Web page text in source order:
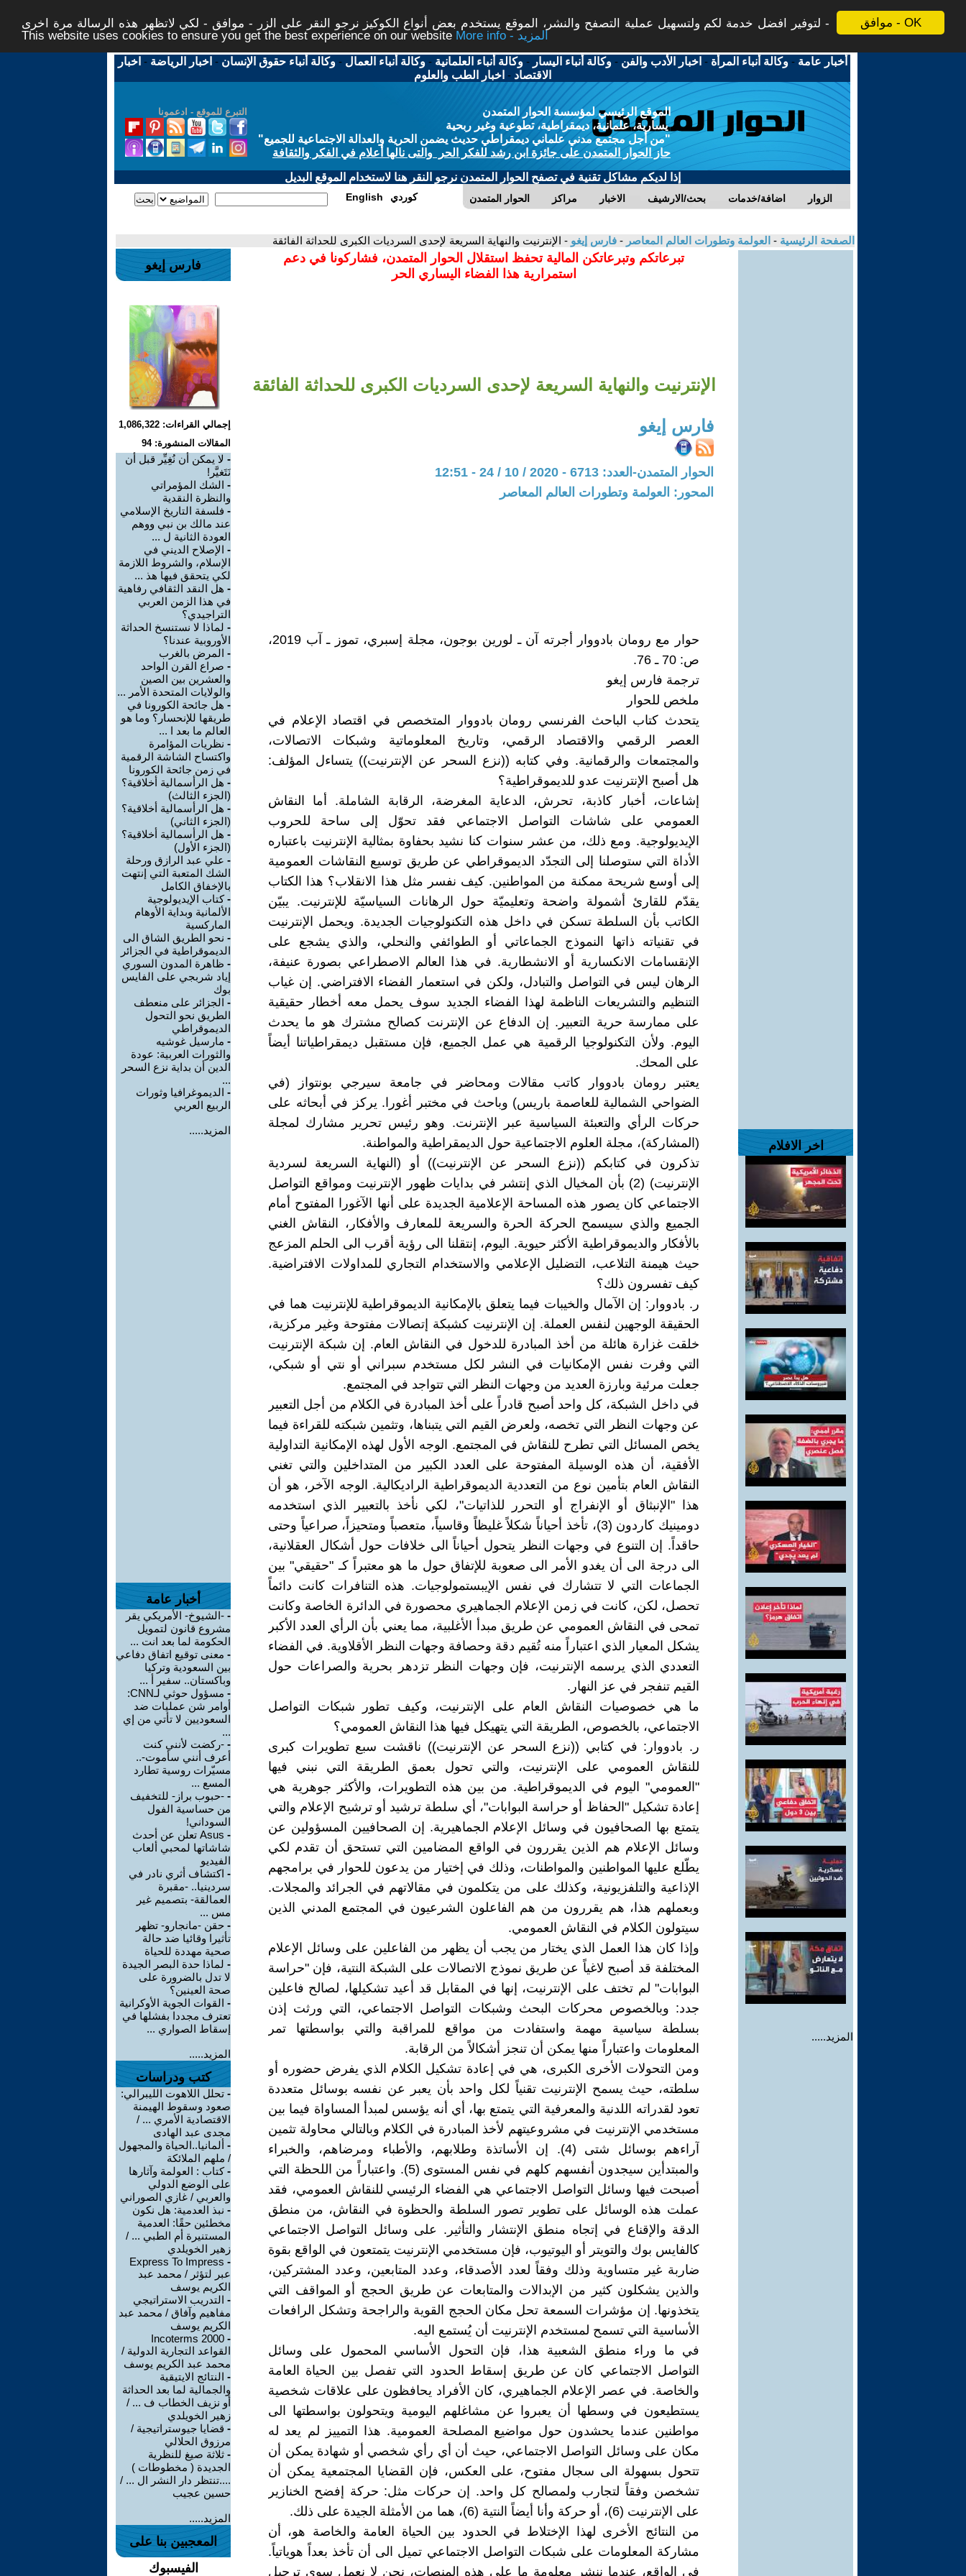
موافق - OK
لتوفير افضل خدمة لكم ولتسهيل عملية التصفح والنشر، الموقع يستخدم بعض أنواع الكوكيز نرجو النقر على الزر - موافق - لكي لاتظهر هذه الرسالة مرة اخرى -
This website uses cookies to ensure you get the best experience on our website
More info - المزيد
أخبار عامة -وكالة أنباء المرأة - اخبار الأدب والفن -وكالة أنباء اليسار -وكالة أنباء العلمانية -وكالة أنباء العمال -وكالة أنباء حقوق الإنسان - اخبار الرياضة - اخبار
الاقتصاد - اخبار الطب والعلوم
التبرع للموقع - ادعمونا
الموقع الرئيسي لمؤسسة الحوار المتمدن
يسارية، علمانية، ديمقراطية، تطوعية وغير ربحية
"من أجل مجتمع مدني علماني ديمقراطي حديث يضمن الحرية والعدالة الاجتماعية للجميع"
حاز الحوار المتمدن على جائزة ابن رشد للفكر الحر والتى نالها أعلام في الفكر والثقافة
إذا لديكم مشاكل تقنية في تصفح الحوار المتمدن نرجو النقر هنا لاستخدام الموقع البديل
الحوار المتمدن مراكز الاخبار بحث/الارشيف اضافة/خدمات الزوار English كوردي
الصفحة الرئيسية - العولمة وتطورات العالم المعاصر - فارس إيغو - الإنترنيت والنهاية السريعة لإحدى السرديات الكبرى للحداثة الفائقة
اخر الافلام
المزيد.....
تبرعاتكم وتبرعاتكن المالية تحفظ استقلال الحوار المتمدن، فشاركونا في دعم
استمرارية هذا الفضاء اليساري الحر
الإنترنيت والنهاية السريعة لإحدى السرديات الكبرى للحداثة الفائقة
فارس إيغو
الحوار المتمدن-العدد: 6713 - 2020 / 10 / 24 - 12:51
المحور: العولمة وتطورات العالم المعاصر
حوار مع رومان بادووار أجرته آن ـ لورين بوجون، مجلة إسبري، تموز ـ آب 2019،
ص: 70 ـ 76.
ترجمة فارس إيغو
ملخص للحوار
يتحدث كتاب الباحث الفرنسي رومان بادووار المتخصص في اقتصاد الإعلام في
العصر الرقمي والاقتصاد الرقمي، وتاريخ المعلوماتية وشبكات الاتصالات،
والمجتمعات والرقمانية. وفي كتابه ((نزع السحر عن الإنترنيت)) يتساءل المؤلف:
هل أصبح الإنترنيت عدو للديموقراطية؟
إشاعات، أخبار كاذبة، تحرش، الدعاية المغرضة، الرقابة الشاملة. أما النقاش
العمومي على شاشات التواصل الاجتماعي فقد تحوّل إلى ساحة للحروب
الإيديولوجية. ومع ذلك، من عشر سنوات كنا نشيد بحفاوة بمثالية الإنترنيت باعتباره
الأداة التي ستوصلنا إلى التجدّد الديموقراطي عن طريق توسيع النقاشات العمومية
إلى أوسع شريحة ممكنة من المواطنين. كيف نفسر مثل هذا الانقلاب؟ هذا الكتاب
يقدّم للقارئ أشمولة واضحة وتعليميّة حول الرهانات السياسيّة للإنترنيت. يبيّن
الكاتب بأن السلطة تسكن في داخل هذه التكنولوجيات الجديدة. ويحمل الإنترنيت
في تقنياته ذاتها النموذج الجماعاتي أو الطوائفي والنحلي، والذي يشجع على
الإنقسامات الانكسارية أو الانشطارية. في هذا العالم الاصطراعي بصورة عنيفة،
الرهان ليس في التواصل والتبادل، ولكن في استعمار الفضاء الافتراضي. إن غياب
التنظيم والتشريعات الناظمة لهذا الفضاء الجديد سوف يحمل معه أخطار حقيقية
على ممارسة حرية التعبير. إن الدفاع عن الإنترنت كصالح مشترك هو ما يحدث
اليوم. ولأن التكنولوجيا الرقمية هي عمل الجميع، فإن مستقبل ديمقراطياتنا أيضاً
على المحك.
يعتبر رومان بادووار كاتب مقالات ومحاضر في جامعة سيرجي بونتواز (في
الضواحي الشمالية للعاصمة باريس) وباحث في مختبر أغورا. يركز في أبحاثه على
حركات الرأي والتعبئة السياسية عبر الإنترنت. وهو رئيس تحرير مشارك لمجلة
(المشاركة)، مجلة العلوم الاجتماعية حول الديمقراطية والمواطنة.
تذكرون في كتابكم ((نزع السحر عن الإنترنيت)) أو (النهاية السريعة لسردية
الإنترنيت) (2) بأن المخيال الذي إنتشر في بدايات ظهور الإنترنيت ومواقع التواصل
الاجتماعي كان يصور هذه المساحة الإعلامية الجديدة على أنها الآغورا المفتوح أمام
الجميع والذي سيسمح الحركة الحرة والسريعة للمعارف والأفكار، النقاش الغني
بالأفكار والديموقراطية الأكثر حيوية. اليوم، إنتقلنا الى رؤية أقرب الى الحلم المزعج
حيث هيمنة التلاعب، التضليل الإعلامي والاستخدام التجاري للمداولات الافتراضية.
كيف تفسرون ذلك؟
ر. بادووار: إن الآمال والخيبات فيما يتعلق بالإمكانية الديموقراطية للإنترنيت هما في
الحقيقة الوجهين لنفس العملة. إن الإنترنيت كشبكة إتصالات مفتوحة وغير مركزية،
خلقت غزارة هائلة من أخذ المبادرة للدخول في النقاش العام. إن شبكة الإنترنيت
التي وفرت نفس الإمكانيات في النشر لكل مستخدم سبراني أو نتي أو شبكي،
جعلت مرئية وبارزة العديد من وجهات النظر التي تتواجد في المجتمع.
في داخل الشبكة، كل واحد أصبح قادراً على أخذ المبادرة في الكلام من أجل التعبير
عن وجهات النظر التي تخصه، ولعرض القيم التي يتبناها، وتثمين شبكته للقراءة فيما
يخص المسائل التي تطرح للنقاش في المجتمع. الوجه الأول لهذه الإمكانية التداولية
الأفقية، أن هذه الوسيلة المفتوحة على العدد الكبير من المتداخلين والتي تغني
النقاش العام بتأمين نوع من التعددية الديموقراطية الراديكالية. الوجه الآخر، هو أن
هذا "الإنبثاق أو الإنفراج أو التحرر للذاتيات"، لكي نأخذ بالتعبير الذي استخدمه
دومينيك كاردون (3)، تأخذ أحياناً شكلاً غليظاً وقاسياً، متعصباً ومتحيزاً، صراعياً وحتى
حاقداً. إن التنوع في وجهات النظر يتحول أحياناً الى خلافات حول أشكال العقلانية،
الى درجة الى أن يغدو الأمر الى صعوبة للإتفاق حول ما هو معتبراً كـ "حقيقي" بين
الجماعات التي لا تتشارك في نفس الإيبستمولوجيات. هذه التنافرات كانت دائماً
تحصل، لكن، كانت في زمن الإعلام الجماهيري محصورة في الدائرة الخاصة وكانت
تمحى في النقاش العمومي عن طريق مبدأ الأغلبية، مما يعني بأن الرأي العدد الأكبر
يشكل المعيار الذي اعتباراً منه تُقيم دقة وحصافة وجهات النظر الأقلاوية. في الفضاء
التعددي الذي يرسمه الإنترنيت، فإن وجهات النظر تزدهر بحرية والصراعات حول
القيم تنفجر في عز النهار.
ما هي خصوصيات النقاش العام على الإنترنيت، وكيف تطور شبكات التواصل
الاجتماعي، بالخصوص، الطريقة التي يتهيكل فيها هذا النقاش العمومي؟
ر. بادووار: في كتابي ((نزع السحر عن الإنترنيت)) ناقشت سبع تطويرات كبرى
للنقاش العمومي على الإنترنيت، والتي تحول بعمق الطريقة التي نبني فيها
"العمومي" اليوم في الديموقراطية. من بين هذه التطويرات، والأكثر جوهرية هي
إعادة تشكيل "الحفاظ أو حراسة البوابات"، أي سلطة ترشيد أو ترشيح الإعلام والتي
يتمتع بها الصحافيون في وسائل الإعلام الجماهيرية. إن الصحافيين المسؤولين عن
وسائل الإعلام هم الذين يقررون في الواقع المضامين التي تستحق أن تقدم لكي
يطّلع عليها المواطنين والمواطنات، وذلك في إختيار من يدعون للحوار في برامجهم
الإذاعية والتلفزيونية، وكذلك على من يتكلمون في مقالاتهم في الجرائد والمجلات.
وبعملهم هذا، هم يقررون من هم الفاعلون الشرعيون في المجتمع المدني الذين
سيتولون الكلام في النقاش العمومي.
وإذا كان هذا العمل الذي يختار من يجب أن يظهر من الفاعلين على وسائل الإعلام
المختلفة قد أصبح لاغياً عن طريق نموذج الاتصالات على الشبكة النتية، فإن "حراسة
البوابات" لم تختف على الإنترنيت، إنها في المقابل قد أعيد تشكيلها، لصالح فاعلين
جدد: وبالخصوص محركات البحث وشبكات التواصل الاجتماعي، التي ورثت إذن
بسلطة سياسية مهمة واستفادت من مواقع للمراقبة والتي بواسطتها تمر
المعلومات واعتباراً منها يمكن أن تنجز أشكالاً من الرقابة.
ومن التحولات الأخرى الكبرى، هي في إعادة تشكيل الكلام الذي يفرض حضوره أو
سلطته، حيث يسمح الإنترنيت تقنياً لكل واحد بأن يعبر عن نفسه بوسائل متعددة
تعود لقدراته اللدنية والمعرفية التي يتمتع بها، أي أنه يؤسس لمبدأ المساواة فيما بين
مستخدمي الإنترنيت في مشروعيتهم لأخذ المبادرة في الكلام وبالتالي محاولة تثمين
آراءهم بوسائل شتى (4). إن الأساتذة وطلابهم، والأطباء ومرضاهم، والخبراء
والمبتدأين سيجدون أنفسهم كلهم في نفس المستوى (5). واعتباراً من اللحظة التي
أصبحت فيها وسائل التواصل الاجتماعي هي الفضاء الرئيسي للنقاش العمومي، فقد
عملت هذه الوسائل على تطوير تصور السلطة والحظوة في النقاش، من منطق
الدقة والإقناع في إتجاه منطق الإنتشار والتأثير. على وسائل التواصل الاجتماعي
كالفايس بوك والتويتر أو اليوتيوب، فإن مستخدمي الإنترنيت يتمتعون في الواقع بقوة
ضاربة غير متساوية وذلك وفقاً لعدد الأصدقاء، وعدد المتابعين، وعدد المشتركين،
والذين يشكلون كثير من الإبدالات والمتابعات عن طريق الحجج أو المواقف التي
يتخذونها. إن مؤشرات السمعة تحل مكان الحجج القوية والراجحة وتشكل الرافعات
الأساسية التي تسمح لمستخدم الإنترنيت أن يُستمع اليه.
في ما وراء منطق الشعبية هذا، فإن التحول الأساسي المحمول على وسائل
التواصل الاجتماعي كان عن طريق إسقاط الحدود التي تفصل بين الحياة العامة
والخاصة. في عصر الإعلام الجماهيري، كان الأفراد يحافظون على علاقات شخصية
يستطيعون في وسطها أن يعبروا عن مشاغلهم اليومية ويتحولون بواسطتها الى
مواطنين عندما يحشدون حول مواضيع المصلحة العمومية. هذا التمييز لم يعد له
مكان على وسائل التواصل الاجتماعي، حيث أن أي رأي شخصي أو شهادة يمكن أن
تتحول بسهولة الى سجال مفتوح، على العكس، فإن القضايا المجتمعية يمكن أن
تشخصن وفقاً لتجارب ولمصالح كل واحد. إن حركات مثل: حركة إفضح الخنازير
على الإنترنيت (6)، أو حركة وأنا أيضاً النتية (6)، هما من الأمثلة الجيدة على ذلك.
من النتائج الأخرى لهذا الإختلاط في الحدود بين الحياة العامة والخاصة هو، أن
مشاركة المعلومات على شبكات التواصل الاجتماعي تميل الى أن تأخذ بعداً هوياتياً.
في الواقع، عندما ننشر معلومة ما على هذه المنصات، نحن لا نعمل سوى ترحيل
فارس إيغو
إجمالي القراءات: 1,086,322
المقالات المنشورة: 94
- لا يمكن أن نُغِيِّر قبل أن
نَتَغيَّر!
- الشك المؤمراتي
والنظرة النقدية
- فلسفة التاريخ الإسلامي
عند مالك بن نبي ووهم
العودة الثانية ل ...
- الإصلاح الديني في
الإسلام، والشروط اللازمة
لكي يتحقق فيها هذ ...
- هل النقد الثقافي رفاهية
في هذا الزمن العربي
التراجيدي؟
- لماذا لا نستنسخ الحداثة
الأوروبية عندنا؟
- المرض بالغرب
- صراع القرن الواحد
والعشرين بين الصين
والولايات المتحدة الأمر ...
- هل جائحة الكورونا في
طريقها للإنحسار؟ وما هو
العالم ما بعد ا ...
- نظريات المؤامرة
واكتساح الشاشة الرقمية
في زمن جائحة الكورونا
- هل الرأسمالية أخلاقية؟
(الجزء الثالث)
- هل الرأسمالية أخلاقية؟
(الجزء الثاني)
- هل الرأسمالية أخلاقية؟
(الجزء الأول)
- علي عبد الرازق ورحلة
الشك المتعبة التي إنتهت
بالإخفاق الكامل
-كتاب الإيديولوجية
الألمانية وبداية الأوهام
الماركسية
- نحو الطريق الشاق الى
الديموقراطية في الجزائر
- ظاهرة المدون السوري
إياد شربجي على الفايس
بوك
- الجزائر على منعطف
الطريق نحو التحول
الديموقراطي
- مارسيل غوشيه
والثورات العربية: عودة
الدين أن بداية نزع السحر
...
- الديموغرافيا وثورات
الربيع العربي
المزيد.....
أخبار عامة
- -الشيوخ- الأمريكي يقر
مشروع قانون لتمويل
الحكومة لما بعد انت ...
- معنى توقيع اتفاق دفاعي
بين السعودية وتركيا
وباكستان.. سفير أ ...
-
مسؤول حوثي لـCNN:
أوامر شن عمليات ضد
السعوديين لا تأتي من إي
...
- -ركضت لأنني كنت
أعرف أنني سأموت-..
مسيّرات روسية تطارد
المسع ...
- -حبوب براز- للتخفيف
من حساسية الفول
السوداني!
-
Asus تعلن عن أحدث
شاشاتها لمحبي ألعاب
الفيديو
- اكتشاف أثري نادر في
سردينيا.. -مقبرة
العمالقة- بتصميم غير
مس ...
- حقن -مانجارو- تظهر
تأثيرا وقائيا ضد حالة
صحية مهددة للحياة
- لماذا حدة البصر الجيدة
لا تدل بالضرورة على
صحة العينين؟
- القوات الجوية الأوكرانية
تعترف مجددا بفشلها في
إسقاط الصواري ...
المزيد.....
كتب ودراسات
- تحلل اللاهوت الليبرالي:
صعود وسقوط الهيمنة
الاقتصادية الأمري ... /
مجدى عبد الهادى
- ألمانيا..الحياة والمجهول
/ ملهم الملائكة
-كتاب : العولمة وآثارها
على الوضع الدولي
والعربي / غازي الصوراني
- نبذ العدمية: هل نكون
مخطئين حقًا: العدمية
المستنيرة أم الطبي ... /
زهير الخويلدي
-
Express To Impress
عبر لتؤثر / محمد عبد
الكريم يوسف
- التدريب الاستراتيجي
مفاهيم وآفاق / محمد عبد
الكريم يوسف
-
Incoterms 2000
القواعد التجارية الدولية /
محمد عبد الكريم يوسف
- النتائج الايتيقية
والجمالية لما بعد الحداثة
أو نزيف الخطاب ف ... /
زهير الخويلدي
- قضايا جيوستراتيجية /
مرزوق الحلالي
- ثلاثة صيغ للنظرية
الجديدة ( مخطوطات )
....تنتظر دار النشر ال ... /
حسين عجيب
المزيد.....
المعجبين بنا على
الفيسبوك